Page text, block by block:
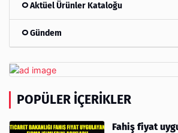
Aktüel Ürünler Kataloğu
Gündem
POPÜLER İÇERIKLER
Fahiş fiyat